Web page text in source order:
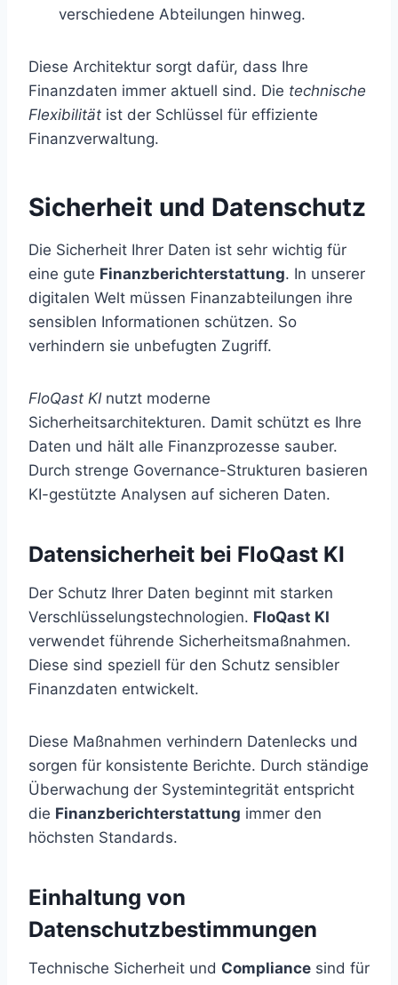
verschiedene Abteilungen hinweg.
Diese Architektur sorgt dafür, dass Ihre
Finanzdaten immer aktuell sind. Die technische
Flexibilität ist der Schlüssel für effiziente
Finanzverwaltung.
Sicherheit und Datenschutz
Die Sicherheit Ihrer Daten ist sehr wichtig für
eine gute Finanzberichterstattung. In unserer
digitalen Welt müssen Finanzabteilungen ihre
sensiblen Informationen schützen. So
verhindern sie unbefugten Zugriff.
FloQast KInutzt moderne
Sicherheitsarchitekturen. Damit schützt es Ihre
Daten und hält alle Finanzprozesse sauber.
Durch strenge Governance-Strukturen basieren
KI-gestützte Analysen auf sicheren Daten.
Datensicherheit bei FloQast KI
Der Schutz Ihrer Daten beginnt mit starken
Verschlüsselungstechnologien. FloQast KI
verwendet führende Sicherheitsmaßnahmen.
Diese sind speziell für den Schutz sensibler
Finanzdaten entwickelt.
Diese Maßnahmen verhindern Datenlecks und
sorgen für konsistente Berichte. Durch ständige
Überwachung der Systemintegrität entspricht
die Finanzberichterstattung immer den
höchsten Standards.
Einhaltung von
Datenschutzbestimmungen
Technische Sicherheit und Compliance sind für